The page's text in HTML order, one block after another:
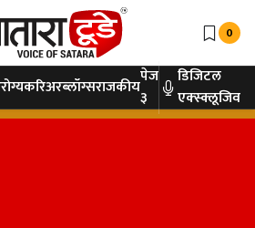
0
करिअरब्लॉग्सराजकीयपेज
३
डिजिटल
एक्स्क्लूजिव